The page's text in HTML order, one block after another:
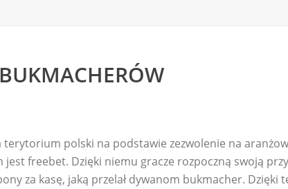
polski na podstawie zezwolenie na
freebet. Dzięki niemu gracze rozpoczną swoją
za kasę, jaką przelał dywanom bukmacher.